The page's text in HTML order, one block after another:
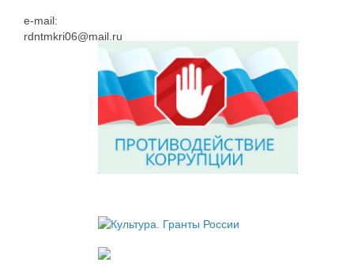
e-mail:
rdntmkri06@mail.ru